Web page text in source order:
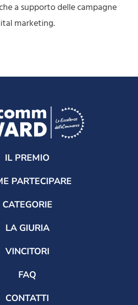
a supporto delle campagne
marketing.
IL PREMIO
PARTECIPARE
CATEGORIE
LA GIURIA
VINCITORI
FAQ
CONTATTI